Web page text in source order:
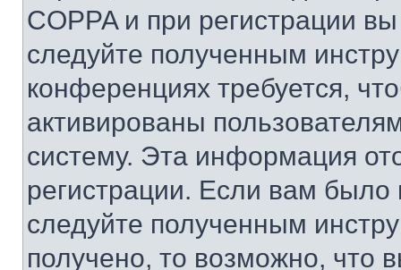
COPPA и при регистрации
следуйте полученным
конференциях требуется,
активированы
систему. Эта информация
регистрации. Если вам
следуйте полученным
получено, то возможно, что